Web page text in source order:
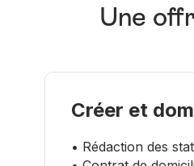
Une
Créer et
• Rédaction des